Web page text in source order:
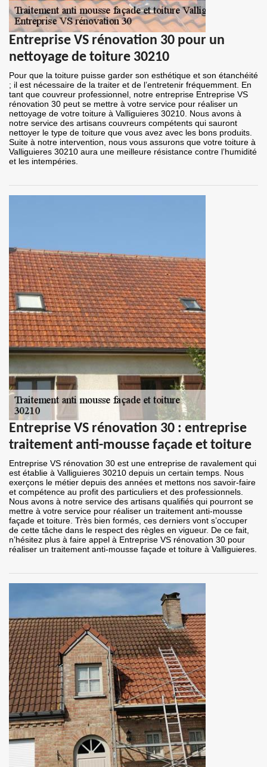
Entreprise VS rénovation 30 pour un
nettoyage de toiture 30210
Pour que la toiture puisse garder son esthétique et son étanchéité
; il est nécessaire de la traiter et de l’entretenir fréquemment. En
tant que couvreur professionnel, notre entreprise Entreprise VS
rénovation 30 peut se mettre à votre service pour réaliser un
nettoyage de votre toiture à Valliguieres 30210. Nous avons à
notre service des artisans couvreurs compétents qui sauront
nettoyer le type de toiture que vous avez avec les bons produits.
Suite à notre intervention, nous vous assurons que votre toiture à
Valliguieres 30210 aura une meilleure résistance contre l’humidité
et les intempéries.
Entreprise VS rénovation 30 : entreprise
traitement anti-mousse façade et toiture
Entreprise VS rénovation 30 est une entreprise de ravalement qui
est établie à Valliguieres 30210 depuis un certain temps. Nous
exerçons le métier depuis des années et mettons nos savoir-faire
et compétence au profit des particuliers et des professionnels.
Nous avons à notre service des artisans qualifiés qui pourront se
mettre à votre service pour réaliser un traitement anti-mousse
façade et toiture. Très bien formés, ces derniers vont s’occuper
de cette tâche dans le respect des règles en vigueur. De ce fait,
n’hésitez plus à faire appel à Entreprise VS rénovation 30 pour
réaliser un traitement anti-mousse façade et toiture à Valliguieres.